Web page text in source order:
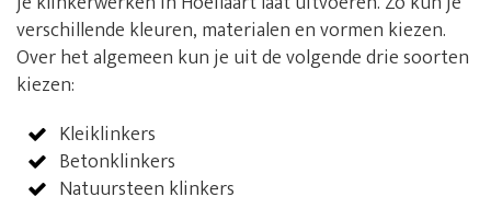
verschillende kleuren, materialen en vormen kiezen.
Over het algemeen kun je uit de volgende drie soorten
kiezen:
Kleiklinkers
Betonklinkers
Natuursteen klinkers